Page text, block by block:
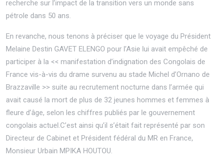
recherche sur l’impact de la transition vers un monde sans
pétrole dans 50 ans.
En revanche, nous tenons à préciser que le voyage du Président
Melaine Destin GAVET ELENGO pour l’Asie lui avait empêché de
participer à la << manifestation d’indignation des Congolais de
France vis-à-vis du drame survenu au stade Michel d’Ornano de
Brazzaville >> suite au recrutement nocturne dans l’armée qui
avait causé la mort de plus de 32 jeunes hommes et femmes à
fleure d’âge, selon les chiffres publiés par le gouvernement
congolais actuel.C’est ainsi qu’il s’était fait représenté par son
Directeur de Cabinet et Président fédéral du MR en France,
Monsieur Urbain MPIKA HOUTOU.